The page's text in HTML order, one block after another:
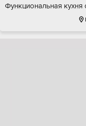
Функционaльнaя кухня